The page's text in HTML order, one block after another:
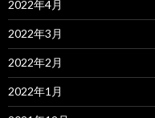
2022年4月
2022年3月
2022年2月
2022年1月